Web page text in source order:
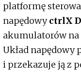
platformę
napędowyctrlX
akumulatorów na
Układ napędowy
i przekazuje ją z